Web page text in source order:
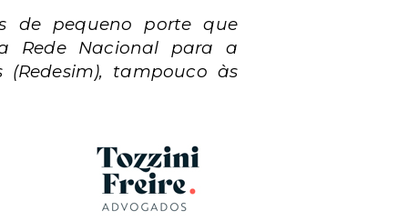
de pequeno porte que
Rede Nacional para a
tampouco às